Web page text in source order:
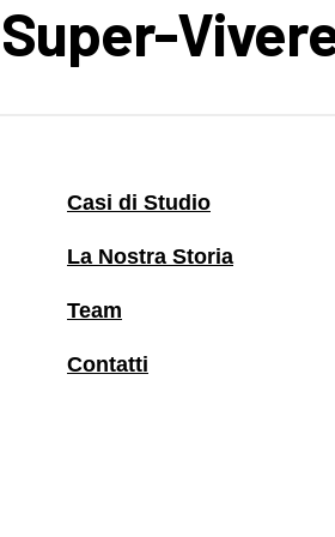
Casi di Studio
La Nostra Storia
Team
Contatti